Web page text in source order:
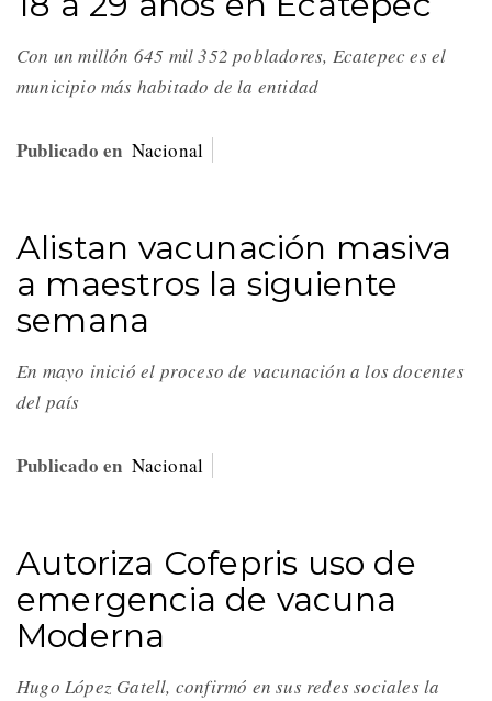
Con un millón 645 mil 352 pobladores, Ecatepec es el
municipio más habitado de la entidad
Publicado en Nacional
Alistan vacunación masiva
a maestros la siguiente
semana
En mayo inició el proceso de vacunación a los docentes
del país
Publicado en Nacional
Autoriza Cofepris uso de
emergencia de vacuna
Moderna
Hugo López Gatell, confirmó en sus redes sociales la